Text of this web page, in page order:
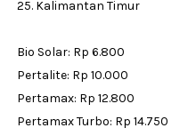
25. Kalimantan Timur
Bio Solar: Rp 6.800
Pertalite: Rp 10.000
Pertamax: Rp 12.800
Pertamax Turbo: Rp 14.750